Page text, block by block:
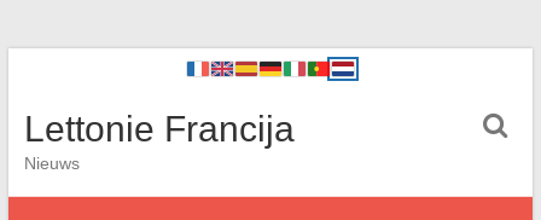
Lettonie Francija
Nieuws